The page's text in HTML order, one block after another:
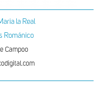
la Real
Románico
Campoo